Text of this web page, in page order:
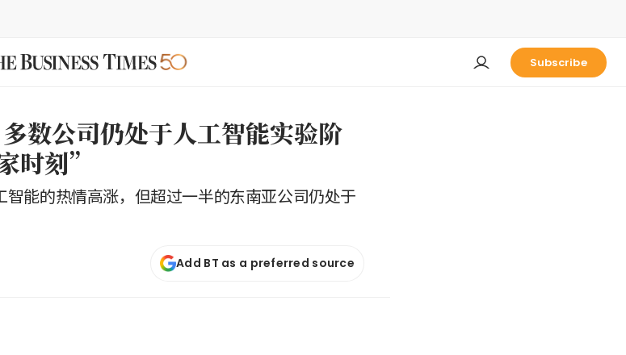
Subscribe
数公司仍处于人工智能实验阶
时刻”
能的热情高涨，但超过一半的东南亚公司仍处于
Add BT as a preferred source